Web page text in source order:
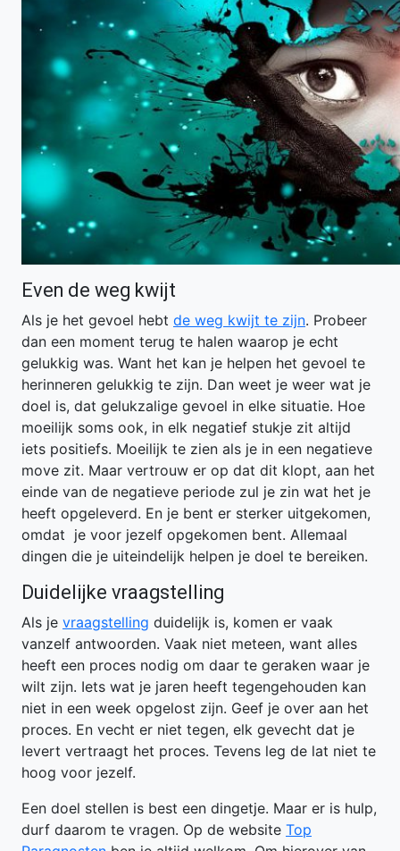
Even de weg kwijt
Als je het gevoel hebt de weg kwijt te zijn. Probeer
dan een moment terug te halen waarop je echt
gelukkig was. Want het kan je helpen het gevoel te
herinneren gelukkig te zijn. Dan weet je weer wat je
doel is, dat gelukzalige gevoel in elke situatie. Hoe
moeilijk soms ook, in elk negatief stukje zit altijd
iets positiefs. Moeilijk te zien als je in een negatieve
move zit. Maar vertrouw er op dat dit klopt, aan het
einde van de negatieve periode zul je zin wat het je
heeft opgeleverd. En je bent er sterker uitgekomen,
omdat je voor jezelf opgekomen bent. Allemaal
dingen die je uiteindelijk helpen je doel te bereiken.
Duidelijke vraagstelling
Als je vraagstelling duidelijk is, komen er vaak
vanzelf antwoorden. Vaak niet meteen, want alles
heeft een proces nodig om daar te geraken waar je
wilt zijn. Iets wat je jaren heeft tegengehouden kan
niet in een week opgelost zijn. Geef je over aan het
proces. En vecht er niet tegen, elk gevecht dat je
levert vertraagt het proces. Tevens leg de lat niet te
hoog voor jezelf.
Een doel stellen is best een dingetje. Maar er is hulp,
durf daarom te vragen. Op de website Top